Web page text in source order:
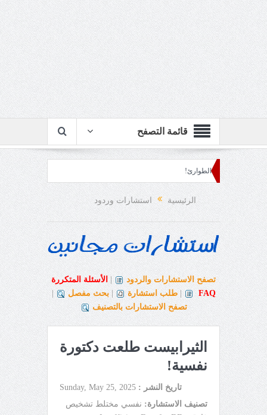
قائمة التصفح
ابتسامة الطوارئ!
الرئيسية استشارات وردود
تصفح الاستشارات والردود
الأسئلة المتكررة
FAQ
طلب استشارة بحث مفصل
تصفح الاستشارات بالتصنيف
الثيرابيست طلعت دكتورة
نفسية!
تاريخ النشر : Sunday, May 25, 2025
تصنيف الاستشارة: نفسي مختلط تشخيص